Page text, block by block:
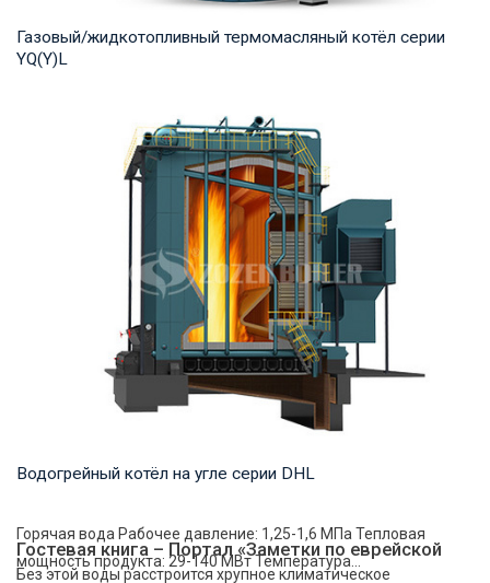
Газовый/жидкотопливный термомасляный котёл серии
YQ(Y)L
мощность продукта: 7,000-29,000 кВт Температ...
Водогрейный котёл на угле серии DHL
Горячая вода Рабочее давление: 1,25-1,6 МПа Тепловая
мощность продукта: 29-140 МВт Температура...
Гостевая книга – Портал «Заметки по еврейской
Без этой воды расстроится хрупное климатическое